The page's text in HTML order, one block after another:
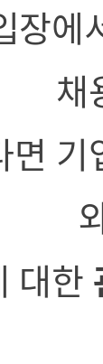
장에
채
면
대한